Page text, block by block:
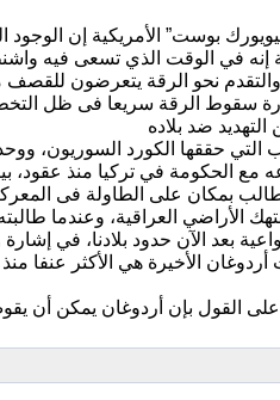
إنه في الوقت الذي تسعى فيه
سقوط الرقة سريعا فى ظل
حققها الكورد السوريون،
الأراضي العراقية، وعندما
الأخيرة هي الأكثر عنفا
على القول بإن أردوغان يمكن